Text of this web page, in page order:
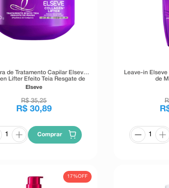
de Tratamento Capilar Elseve
Lifter Efeito Teia Resgate de
Massa 300g
Elseve
R$ 35,25
R$ 30,89
Comprar
Leave-in
de
17%OFF